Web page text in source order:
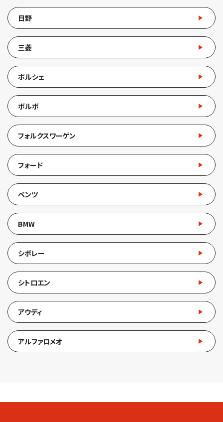
日野
三菱
ポルシェ
ボルボ
フォルクスワーゲン
フォード
ベンツ
BMW
シボレー
シトロエン
アウディ
アルファロメオ